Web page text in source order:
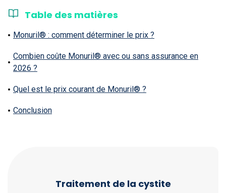
Table des matières
Monuril® : comment déterminer le prix ?
Combien coûte Monuril® avec ou sans assurance en
2026 ?
Quel est le prix courant de Monuril® ?
Conclusion
Traitement de la cystite